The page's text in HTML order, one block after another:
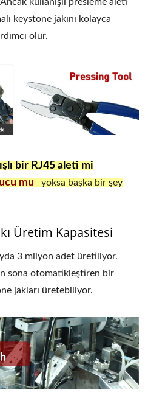
keystone jakını kolayca
olur.
bir RJ45 aleti mi
mu
yoksa başka bir şey
Üretim Kapasitesi
3 milyon adet üretiliyor.
sona otomatikleştiren bir
jakları üretebiliyor.